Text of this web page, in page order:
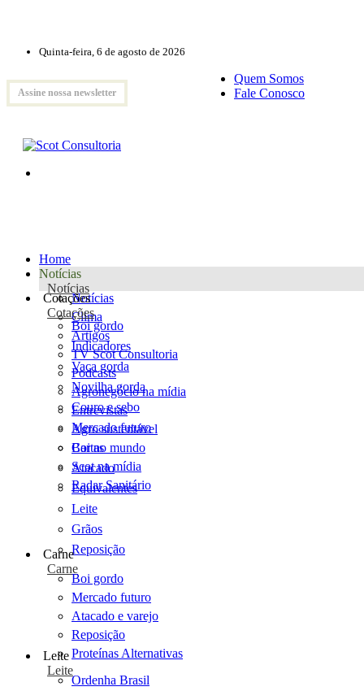
Quinta-feira, 6 de agosto de 2026
Assine nossa newsletter
Quem Somos
Fale Conosco
Home
Notícias
Notícias
Notícias
Clima
Artigos
TV Scot Consultoria
Podcasts
Agronegócio na mídia
Entrevistas
Agro sustentável
Cartas
Scot na mídia
Radar Sanitário
Cotações
Cotações
Boi gordo
Indicadores
Vaca gorda
Novilha gorda
Couro e sebo
Mercado futuro
Boi no mundo
Atacado
Equivalentes
Leite
Grãos
Reposição
Carne
Carne
Boi gordo
Mercado futuro
Atacado e varejo
Reposição
Proteínas Alternativas
Leite
Leite
Ordenha Brasil